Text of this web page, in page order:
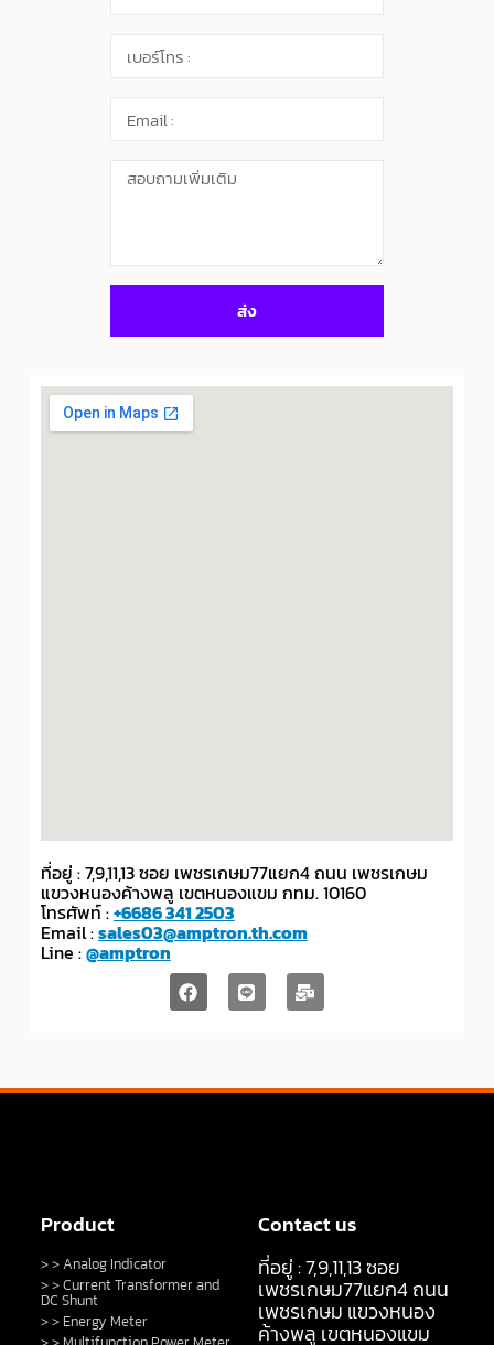
ส่ง
ที่อยู่ : 7,9,11,13 ซอย เพชรเกษม77แยก4 ถนน เพชรเกษม
แขวงหนองค้างพลู เขตหนองแขม กทม. 10160
โทรศัพท์ :+6686 341 2503
Email :sales03@amptron.th.com
Line :@amptron
Product
> > Analog Indicator
> > Current Transformer and
DC Shunt
> > Energy Meter
Contact us
ที่อยู่ : 7,9,11,13 ซอย
เพชรเกษม77แยก4 ถนน
เพชรเกษม แขวงหนอง
ค้างพลู เขตหนองแขม